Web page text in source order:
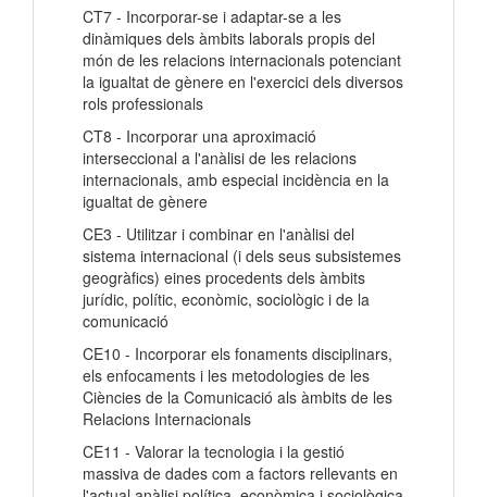
CT7 - Incorporar-se i adaptar-se a les
dinàmiques dels àmbits laborals propis del
món de les relacions internacionals potenciant
la igualtat de gènere en l'exercici dels diversos
rols professionals
CT8 - Incorporar una aproximació
interseccional a l'anàlisi de les relacions
internacionals, amb especial incidència en la
igualtat de gènere
CE3 - Utilitzar i combinar en l'anàlisi del
sistema internacional (i dels seus subsistemes
geogràfics) eines procedents dels àmbits
jurídic, polític, econòmic, sociològic i de la
comunicació
CE10 - Incorporar els fonaments disciplinars,
els enfocaments i les metodologies de les
Ciències de la Comunicació als àmbits de les
Relacions Internacionals
CE11 - Valorar la tecnologia i la gestió
massiva de dades com a factors rellevants en